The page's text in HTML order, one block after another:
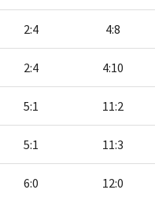
2:4 4:8
2:4 4:10
5:1 11:2
5:1 11:3
6:0 12:0